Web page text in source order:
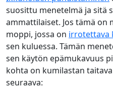
suosittu menetelmä ja sitä
ammattilaiset. Jos tämä on
moppi, jossa on irrotettava
sen kuluessa. Tämän
sen käytön epämukavuus
kohta on kumilastan
seuraava: